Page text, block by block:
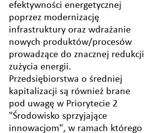
efektywności energetycznej
poprzez modernizację
infrastruktury oraz wdrażanie
nowych produktów/procesów
prowadzące do znacznej redukcji
zużycia energii.
Przedsiębiorstwa o średniej
kapitalizacji są również brane
pod uwagę w Priorytecie 2
"Środowisko sprzyjające
innowacjom", w ramach którego